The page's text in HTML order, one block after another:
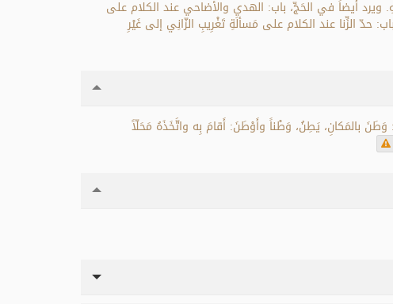
ويرد أيضاً في الحَجِّ، باب: الهدي والأضاحي عند الكلام على
الزِّنا عند الكلام على مَسألَةِ تَغْرِيبِ الزّانِي إلى غَيْرِ
وَطَنَ بالمَكانِ، يَطِنُ، وَطْناً وأَوْطَنَ: أَقامَ بِه واتَّخَذَهُ مَحَلّاً